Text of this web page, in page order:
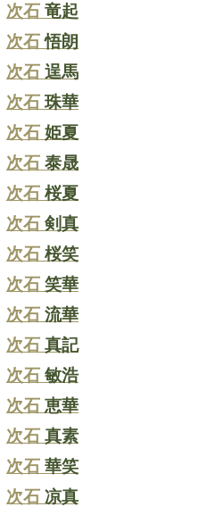
次石 竜起
次石悟朗
次石 逞馬
次石 珠華
次石 姫夏
次石 泰晟
次石 桜夏
次石 剣真
次石 桜笑
次石 笑華
次石 流華
次石 真記
次石 敏浩
次石 恵華
次石 真素
次石 華笑
次石 凉真